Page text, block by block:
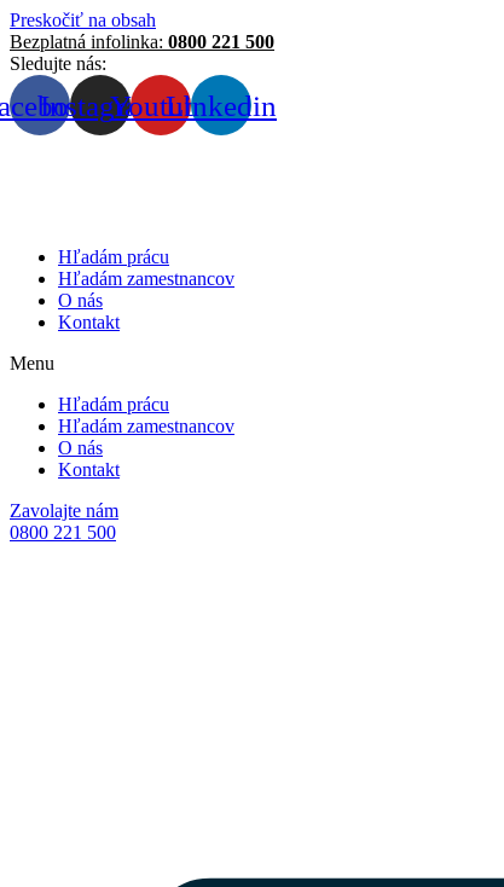
Preskočiť na obsah
Bezplatná infolinka: 0800 221 500
Sledujte nás:
InstagramYoutubeLinkedin
Hľadám prácu
Hľadám zamestnancov
O nás
Kontakt
Menu
Hľadám prácu
Hľadám zamestnancov
O nás
Kontakt
Zavolajte nám
0800 221 500